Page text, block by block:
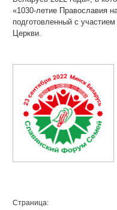
«1030-летие Православия
подготовленный с
Церкви.
Страница: